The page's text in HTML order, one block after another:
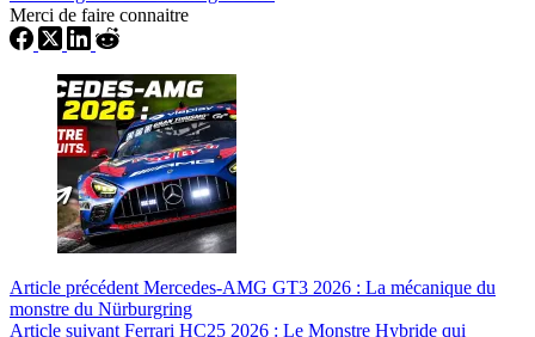
Merci de faire connaitre
Article précédent Mercedes-AMG GT3 2026 : La mécanique du
monstre du Nürburgring
Article suivant Ferrari HC25 2026 : Le Monstre Hybride qui